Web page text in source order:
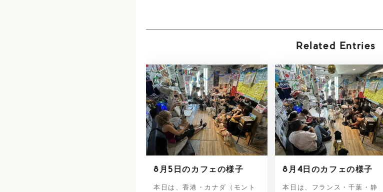
Related Entries
8月5日のカフェの様子
本日は、香港・カナダ（モント
8月4日のカフェの様子
本日は、フランス・千葉・静